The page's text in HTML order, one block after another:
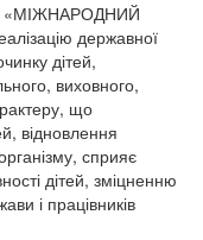
«МІЖНАРОДНИЙ
державної
дітей,
виховного,
що
відновлення
сприяє
дітей, зміцненню
і працівників